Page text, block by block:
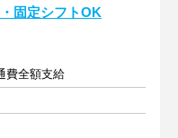
固定シフトOK
費全額支給